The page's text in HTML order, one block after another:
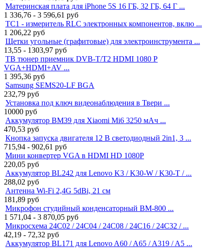
Материнская плата для iPhone 5S 16 ГБ, 32 ГБ, 64 Г ...
1 336,76 - 3 596,61 руб
TC1 - измеритель RLC электронных компонентов, вклю ...
1 206,22 руб
Щетки угольные (графитовые) для электроинструмента ...
13,55 - 1303,97 руб
ТВ тюнер приемник DVB-T/T2 HDMI 1080 P
VGA+HDMI+AV ...
1 395,36 руб
Samsung SEMS20-LF BGA
232,79 руб
Установка под ключ видеонаблюдения в Твери ...
10000 руб
Аккумулятор BM39 для Xiaomi Mi6 3250 мАч ...
470,53 руб
Кнопка запуска двигателя 12 В светодиодный 2in1, 3 ...
715,94 - 902,61 руб
Мини конвертер VGA в HDMI HD 1080P
220,05 руб
Аккумулятор BL242 для Lenovo K3 / K30-W / K30-T / ...
288,02 руб
Антенна Wi-Fi 2,4G 5dBi, 21 см
181,89 руб
Микрофон студийный конденсаторный BM-800 ...
1 571,04 - 3 870,05 руб
Микросхема 24C02 / 24C04 / 24C08 / 24C16 / 24C32 / ...
42,19 - 72,32 руб
Аккумулятор BL171 для Lenovo A60 / A65 / A319 / A5 ...